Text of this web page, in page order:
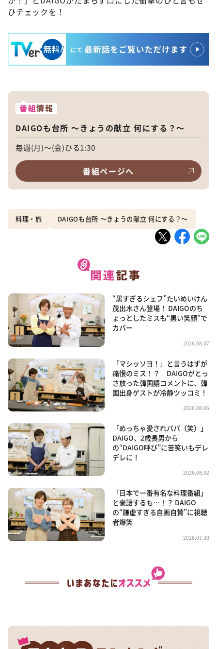
ひチェックを！
番組情報
DAIGOも台所 ～きょうの献立 何にする？～
毎週(月)～(金)ひる1:30
番組ページへ
料理・旅 DAIGOも台所 ～きょうの献立 何にする？～
“黒すぎるシェフ”たいめいけん
茂出木さん登場！ DAIGOのち
ょっとしたミスも“黒い笑顔”で
カバー
2026.08.07
「マシッソヨ！」と言うはずが
痛恨のミス！？ DAIGOがとっ
さ放った韓国語コメントに、韓
国出身ゲストが冷静ツッコミ！
2026.08.06
「めっちゃ愛されパパ（笑）」
DAIGO、2歳長男から
の“DAIGO呼び”に苦笑いもデレ
デレに！
2026.08.02
「日本で一番有名な料理番組」
と豪語するも…！？ DAIGO
の“謙虚すぎる自画自賛”に視聴
者爆笑
2026.07.30